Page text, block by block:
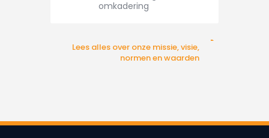
omkadering
Lees alles over onze missie, visie,
normen en waarden